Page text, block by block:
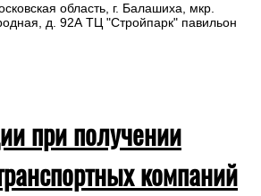
область, г. Балашиха, мкр.
д. 92А ТЦ "Стройпарк" павильон
при получении
компаний